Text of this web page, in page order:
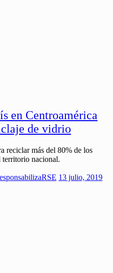
en Centroamérica
de vidrio
reciclar más del 80% de los
territorio nacional.
13 julio, 2019